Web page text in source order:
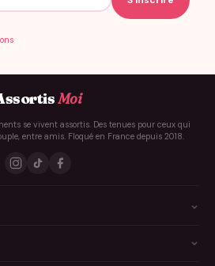
Moi
se vivent assortis. Des tenues pour ceux qui
entre amis. Floqué en France depuis 2018.